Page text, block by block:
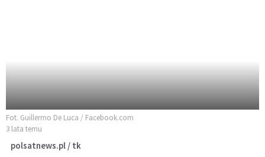
Fot. Guillermo De Luca / Facebook.com
3 lata temu
polsatnews.pl / tk